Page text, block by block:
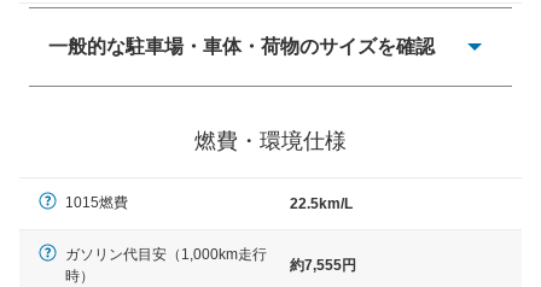
一般的な駐車場・車体・荷物のサイズを確認
× 長さ 5,000mm 車路幅 5,000mmというサイズが標準値
燃費・環境仕様
1015燃費 22.5km/L
ガソリン代目安（1,000km走行
時）
約7,555円